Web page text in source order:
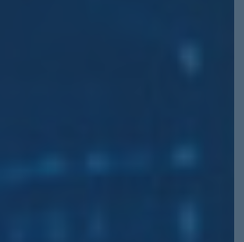
und Website in diesem Browser für
speichern.